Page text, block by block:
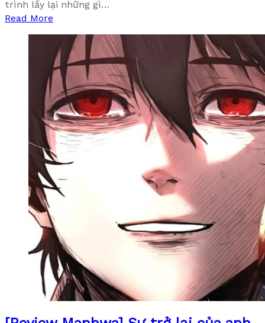
trình lấy lại những gì…
Read More